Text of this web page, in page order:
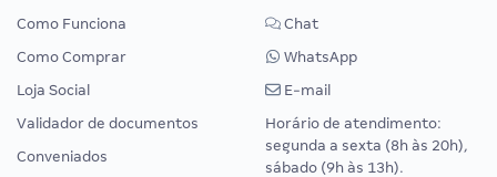
Como Funciona
Como Comprar
Loja Social
Validador de documentos
Conveniados
Chat
WhatsApp
E-mail
Horário de atendimento:
segunda a sexta (8h às 20h),
sábado (9h às 13h).